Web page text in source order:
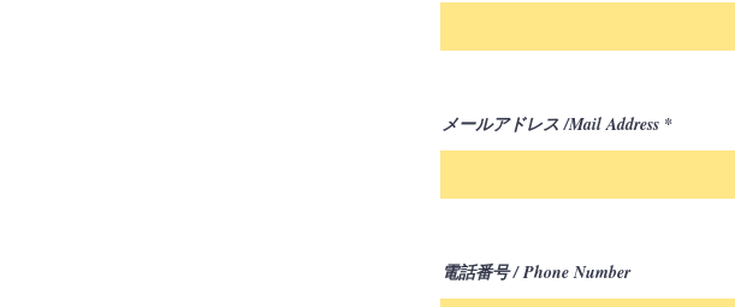
メールアドレス /Mail Address
電話番号 / Phone Number